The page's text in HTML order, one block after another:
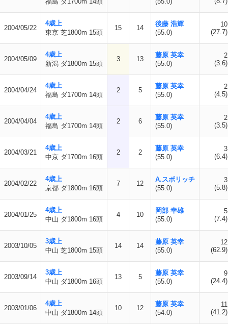
2004/05/22
4歳上
東京 芝1800m 15頭
15 14
後藤 浩輝
(55.0)
10
(27.7)
2004/05/09
4歳上
新潟 ダ1800m 15頭
3 13
藤原 英幸
(55.0)
2
(3.6)
2004/04/24
4歳上
福島 ダ1700m 14頭
2 5
藤原 英幸
(55.0)
2
(4.5)
2004/04/04
4歳上
福島 ダ1700m 14頭
2 6
藤原 英幸
(55.0)
2
(3.5)
2004/03/21
4歳上
中京 ダ1700m 16頭
2 2
藤原 英幸
(55.0)
3
(6.4)
2004/02/22
4歳上
京都 ダ1800m 16頭
7 12
A.スボリッチ
(55.0)
3
(5.8)
2004/01/25
4歳上
中山 ダ1800m 16頭
4 10
岡部 幸雄
(55.0)
5
(7.4)
2003/10/05
3歳上
中山 芝1800m 15頭
14 14
藤原 英幸
(55.0)
12
(62.9)
2003/09/14
3歳上
中山 ダ1800m 16頭
13 5
藤原 英幸
(55.0)
9
(24.4)
2003/01/06
4歳上
中山 ダ1800m 14頭
10 12
藤原 英幸
(54.0)
11
(41.2)